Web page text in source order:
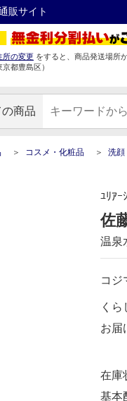
販サイト
所の変更 をすると、商品発送場所
京都豊島区）
商品
コスメ・化粧品 洗顔
ﾕﾘｱｰ
佐
温泉
コジ
くら
お
在
基